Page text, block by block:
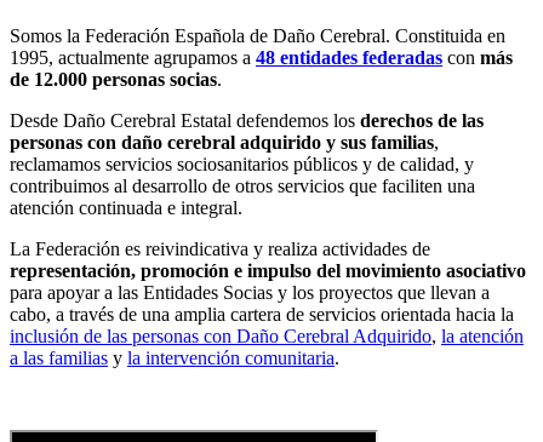
Somos la Federación Española de Daño Cerebral. Constituida en
1995, actualmente agrupamos a 48 entidades federadas con más
de 12.000 personas socias.
Desde Daño Cerebral Estatal defendemos los derechos de las
personas con daño cerebral adquirido y sus familias,
reclamamos servicios sociosanitarios públicos y de calidad, y
contribuimos al desarrollo de otros servicios que faciliten una
atención continuada e integral.
La Federación es reivindicativa y realiza actividades de
representación, promoción e impulso del movimiento asociativo
para apoyar a las Entidades Socias y los proyectos que llevan a
cabo, a través de una amplia cartera de servicios orientada hacia la
inclusión de las personas con Daño Cerebral Adquirido, la atención
a las familias y la intervención comunitaria.